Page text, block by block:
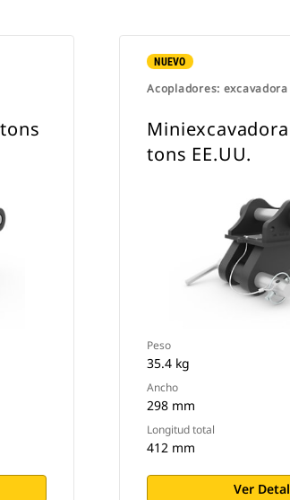
NUEVO
Acopladores: excavadora
tons EE.UU.
Peso
35.4 kg
Ancho
298 mm
Longitud total
412 mm
Ver